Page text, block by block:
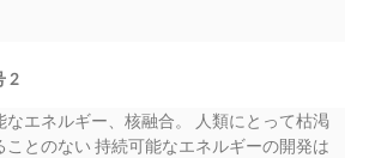
2
なエネルギー、核融合。 人類にとって枯渇
とのない 持続可能なエネルギーの開発は